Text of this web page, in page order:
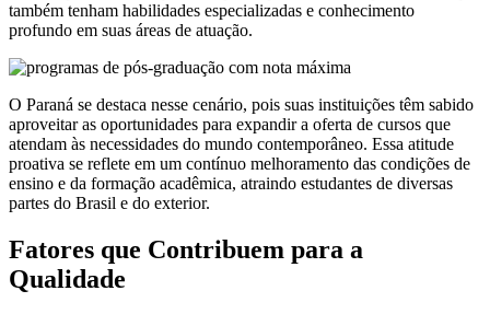
também tenham habilidades especializadas e conhecimento
profundo em suas áreas de atuação.
O Paraná se destaca nesse cenário, pois suas instituições têm sabido
aproveitar as oportunidades para expandir a oferta de cursos que
atendam às necessidades do mundo contemporâneo. Essa atitude
proativa se reflete em um contínuo melhoramento das condições de
ensino e da formação acadêmica, atraindo estudantes de diversas
partes do Brasil e do exterior.
Fatores que Contribuem para a
Qualidade